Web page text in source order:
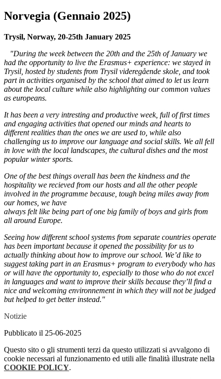
Norvegia (Gennaio 2025)
Trysil, Norway, 20-25th January 2025
"During the week between the 20th and the 25th of January we
had the opportunity to live the Erasmus+ experience: we stayed in
Trysil, hosted by students from Trysil videregående skole, and took
part in activities organised by the school that aimed to let us learn
about the local culture while also highlighting our common values
as europeans.
It has been a very intresting and productive week, full of first times
and engaging activities that opened our minds and hearts to
different realities than the ones we are used to, while also
challenging us to improve our language and social skills. We all fell
in love with the local landscapes, the cultural dishes and the most
popular winter sports.
One of the best things overall has been the kindness and the
hospitality we recieved from our hosts and all the other people
involved in the programme because, tough being miles away from
our homes, we have
always felt like being part of one big family of boys and girls from
all around Europe.
Seeing how different school systems from separate countries operate
has been important because it opened the possibility for us to
actually thinking about how to improve our school. We’d like to
suggest taking part in an Erasmus+ program to everybody who has
or will have the opportunity to, especially to those who do not excel
in languages and want to improve their skills because they’ll find a
nice and welcoming environnement in which they will not be judged
but helped to get better instead."
Notizie
Pubblicato il 25-06-2025
Questo sito o gli strumenti terzi da questo utilizzati si avvalgono di
cookie necessari al funzionamento ed utili alle finalità illustrate nella
COOKIE POLICY.